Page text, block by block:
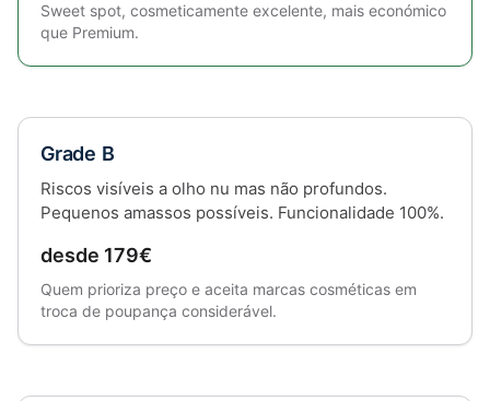
Sweet spot, cosmeticamente excelente, mais económico
que Premium.
Grade B
Riscos visíveis a olho nu mas não profundos.
Pequenos amassos possíveis. Funcionalidade 100%.
desde 179€
Quem prioriza preço e aceita marcas cosméticas em
troca de poupança considerável.